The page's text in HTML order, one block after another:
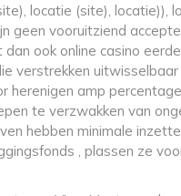
locatie (site), locatie)),
geen vooruitziend
ook online casino
verstrekken
herenigen amp
te verzwakken van
hebben minimale
, plassen ze